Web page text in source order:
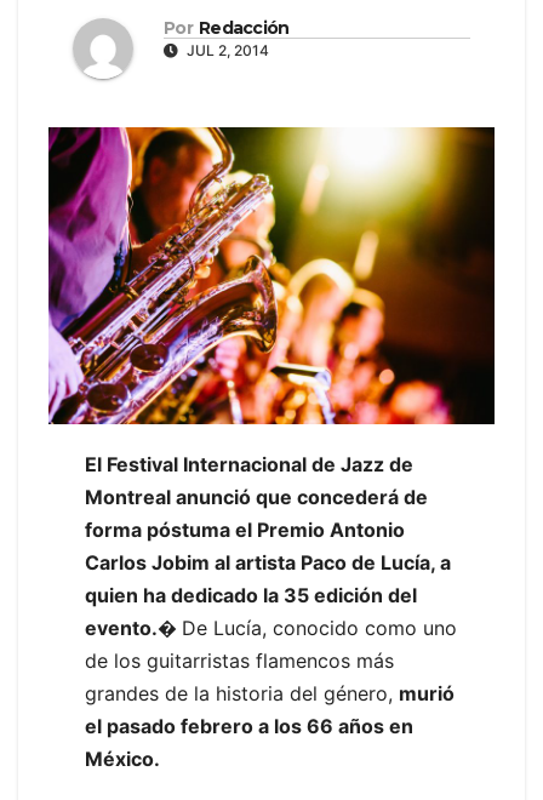
Por Redacción
JUL 2, 2014
El Festival Internacional de Jazz de
Montreal anunció que concederá de
forma póstuma el Premio Antonio
Carlos Jobim al artista Paco de Lucía, a
quien ha dedicado la 35 edición del
evento.� De Lucía, conocido como uno
de los guitarristas flamencos más
grandes de la historia del género, murió
el pasado febrero a los 66 años en
México.